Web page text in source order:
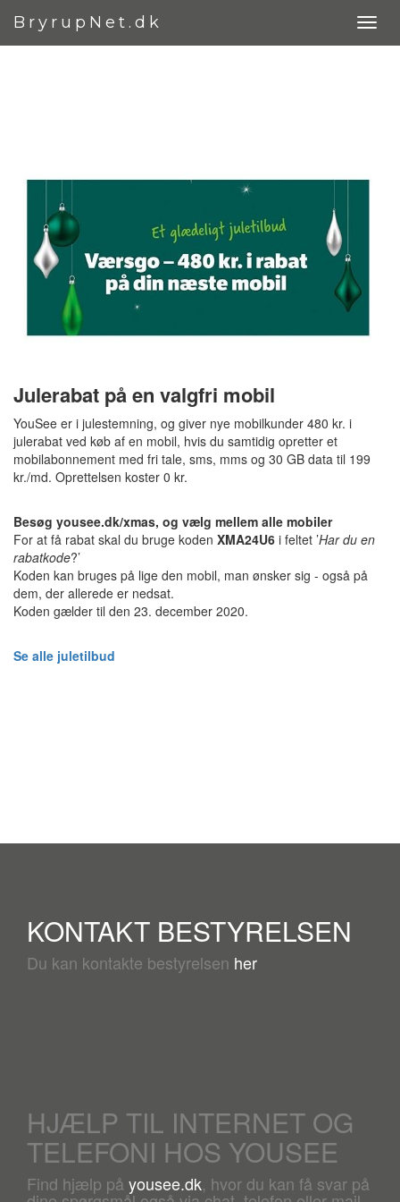
BryrupNet.dk
Julerabat på en valgfri mobil
YouSee er i julestemning, og giver nye mobilkunder 480 kr. i
julerabat ved køb af en mobil, hvis du samtidig opretter et
mobilabonnement med fri tale, sms, mms og 30 GB data til 199
kr./md. Oprettelsen koster 0 kr.
Besøg yousee.dk/xmas, og vælg mellem alle mobiler
For at få rabat skal du bruge koden XMA24U6 i feltet ’Har du en
rabatkode?’
Koden kan bruges på lige den mobil, man ønsker sig - også på
dem, der allerede er nedsat.
Koden gælder til den 23. december 2020.
Se alle juletilbud
KONTAKT BESTYRELSEN
Du kan kontakte bestyrelsen her
HJÆLP TIL INTERNET OG
TELEFONI HOS YOUSEE
Find hjælp på yousee.dk, hvor du kan få svar på